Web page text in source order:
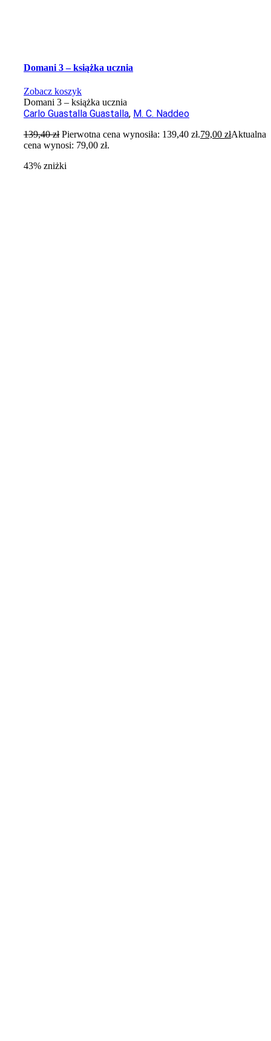
Domani 3 – książka ucznia
Zobacz koszyk
Domani 3 – książka ucznia
Carlo Guastalla Guastalla, M. C. Naddeo
139,40zł Pierwotna cena wynosiła: 139,40 zł.79,00złAktualna
cena wynosi: 79,00 zł.
43% zniżki